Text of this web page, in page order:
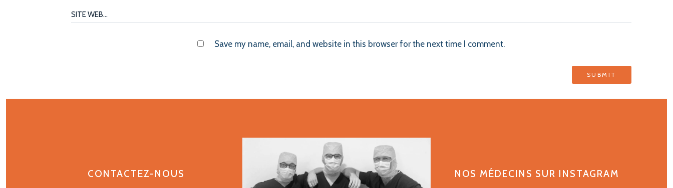
Save my name, email, and website in this browser for the next time I comment.
CONTACTEZ-NOUS NOS MÉDECINS SUR INSTAGRAM